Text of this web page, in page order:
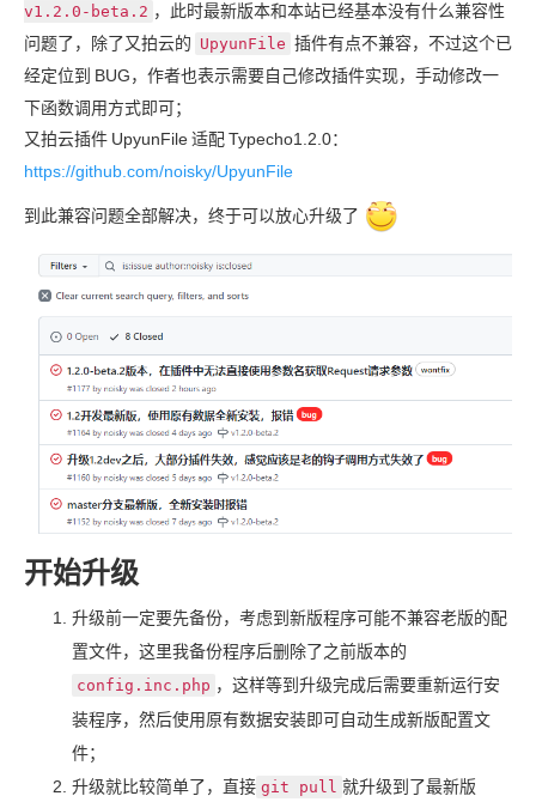
v1.2.0-beta.2 ，此时最新版本和本站已经基本没有什么兼容性
问题了，除了又拍云的 UpyunFile 插件有点不兼容，不过这个已
经定位到 BUG，作者也表示需要自己修改插件实现，手动修改一
下函数调用方式即可；
又拍云插件 UpyunFile适配 Typecho1.2.0：
https://github.com/noisky/UpyunFile
到此兼容问题全部解决，终于可以放心升级了
开始升级
升级前一定要先备份，考虑到新版程序可能不兼容老版的配
置文件，这里我备份程序后删除了之前版本的
config.inc.php ，这样等到升级完成后需要重新运行安
装程序，然后使用原有数据安装即可自动生成新版配置文
件；
升级就比较简单了，直接 git pull 就升级到了最新版